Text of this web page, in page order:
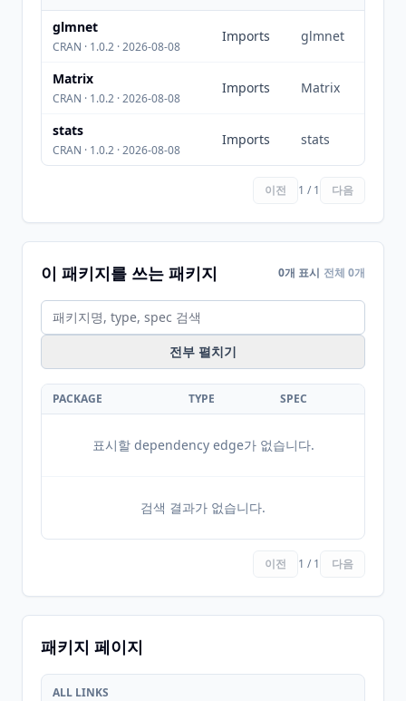
glmnet
CRAN · 1.0.2 · 2026-08-08
Imports glmnet
Matrix
CRAN · 1.0.2 · 2026-08-08
Imports Matrix
stats
CRAN · 1.0.2 · 2026-08-08
Imports stats
이전 1 / 1 다음
이 패키지를 쓰는 패키지 0개 표시 전체 0개
전부 펼치기
PACKAGE TYPE SPEC
표시할 dependency edge가 없습니다.
검색 결과가 없습니다.
이전 1 / 1 다음
패키지 페이지
ALL LINKS